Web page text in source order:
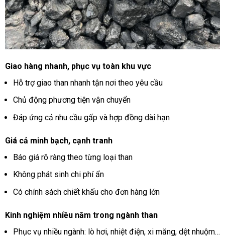
Giao hàng nhanh, phục vụ toàn khu vực
Hỗ trợ giao than nhanh tận nơi theo yêu cầu
Chủ động phương tiện vận chuyển
Đáp ứng cả nhu cầu gấp và hợp đồng dài hạn
Giá cả minh bạch, cạnh tranh
Báo giá rõ ràng theo từng loại than
Không phát sinh chi phí ẩn
Có chính sách chiết khấu cho đơn hàng lớn
Kinh nghiệm nhiều năm trong ngành than
Phục vụ nhiều ngành: lò hơi, nhiệt điện, xi măng, dệt nhuộm…